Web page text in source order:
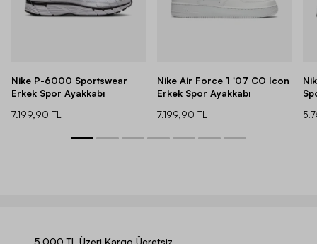
Nike P-6000 Sportswear
Erkek Spor Ayakkabı
7.199,90 TL
Nike Air Force 1 '07 CO Icon
Erkek Spor Ayakkabı
7.199,90 TL
5.000 TL Üzeri Kargo Ücretsiz